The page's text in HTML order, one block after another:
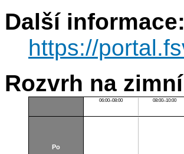
Další informace:
https://
Rozvrh na
06:00–08:00 08:00–10:00
Po